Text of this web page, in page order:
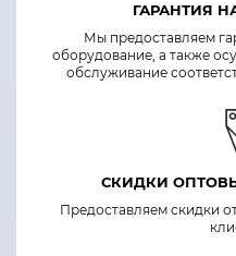
ГАРАНТИЯ
Мы предоставляем
оборудование, а также
обслуживание
СКИДКИ
Предоставляем скидки